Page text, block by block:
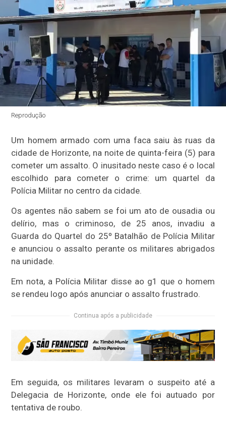
Reprodução
Um homem armado com uma faca saiu às ruas da
cidade de Horizonte, na noite de quinta-feira (5) para
cometer um assalto. O inusitado neste caso é o local
escolhido para cometer o crime: um quartel da
Polícia Militar no centro da cidade.
Os agentes não sabem se foi um ato de ousadia ou
delírio, mas o criminoso, de 25 anos, invadiu a
Guarda do Quartel do 25º Batalhão de Polícia Militar
e anunciou o assalto perante os militares abrigados
na unidade.
Em nota, a Polícia Militar disse ao g1 que o homem
se rendeu logo após anunciar o assalto frustrado.
Continua após a publicidade
Em seguida, os militares levaram o suspeito até a
Delegacia de Horizonte, onde ele foi autuado por
tentativa de roubo.